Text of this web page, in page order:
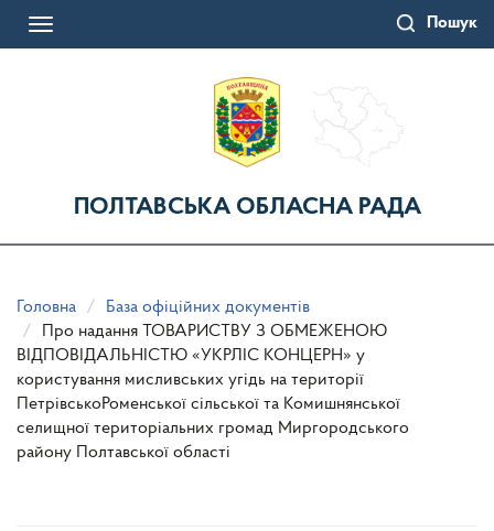
Пошук
Toggle
ПОЛТАВСЬКА ОБЛАСНА РАДА
Головна
База офіційних документів
Про надання ТОВАРИСТВУ З ОБМЕЖЕНОЮ
ВІДПОВІДАЛЬНІСТЮ «УКРЛІС КОНЦЕРН» у
користування мисливських угідь на території
ПетрівськоРоменської сільської та Комишнянської
селищної територіальних громад Миргородського
району Полтавської області